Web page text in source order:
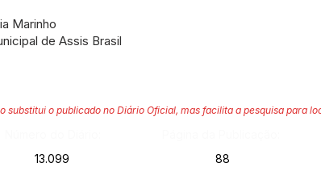
Marinho
de Assis Brasil
substitui o publicado no Diário Oficial, mas facilita a pesquisa para
13.099
88